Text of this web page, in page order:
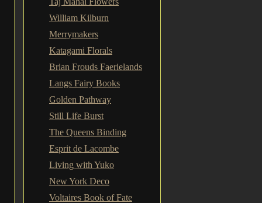
William Kilburn
Merrymakers
Katagami Florals
Brian Frouds Faerielands
Langs Fairy Books
Golden Pathway
Still Life Burst
The Queens Binding
Esprit de Lacombe
Living with Yuko
New York Deco
Voltaires Book of Fate